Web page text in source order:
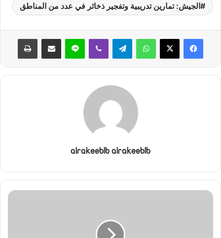
الجيش: تمارين تدريبية وتفجير ذخائر في عدد من المناطق
واتساب لاين
alrakeeblb alrakeeblb